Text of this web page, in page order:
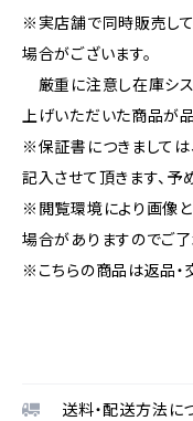
※実店舗で同時販売して
場合がございます。
厳重に注意し在庫シス
上げいただいた商品が
※保証書につきましては
記入させて頂きます、予
※閲覧環境により画像
場合がありますのでご了
※こちらの商品は返品・
送料・配送方法に